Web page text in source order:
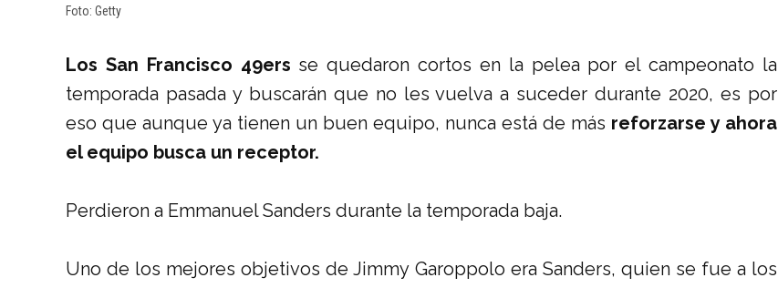
Foto: Getty
Los San Francisco 49ers se quedaron cortos en la pelea por el campeonato la
temporada pasada y buscarán que no les vuelva a suceder durante 2020, es por
eso que aunque ya tienen un buen equipo, nunca está de más reforzarse y ahora
el equipo busca un receptor.
Perdieron a Emmanuel Sanders durante la temporada baja.
Uno de los mejores objetivos de Jimmy Garoppolo era Sanders, quien se fue a los